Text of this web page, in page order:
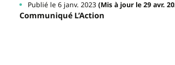
Publié le 6 janv. 2023(Mis à jour le 29 avr.
Communiqué L’Action